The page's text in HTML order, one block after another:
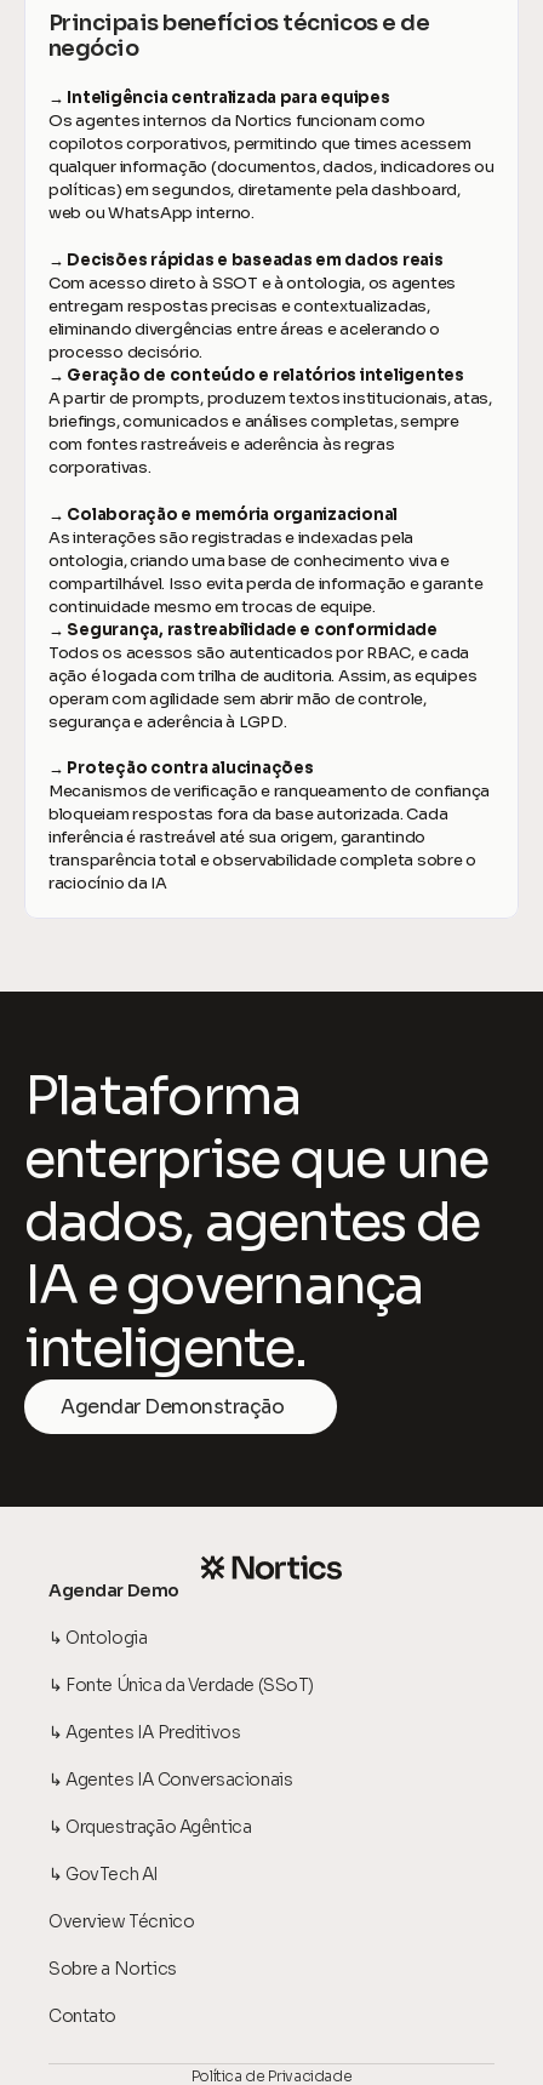
Principais benefícios técnicos e de
negócio
→ Inteligência centralizada para equipes
Os agentes internos da Nortics funcionam como
copilotos corporativos, permitindo que times acessem
qualquer informação (documentos, dados, indicadores ou
políticas) em segundos, diretamente pela dashboard,
web ou WhatsApp interno.
→ Decisões rápidas e baseadas em dados reais
Com acesso direto à SSOT e à ontologia, os agentes
entregam respostas precisas e contextualizadas,
eliminando divergências entre áreas e acelerando o
processo decisório.
→ Geração de conteúdo e relatórios inteligentes
A partir de prompts, produzem textos institucionais, atas,
briefings, comunicados e análises completas, sempre
com fontes rastreáveis e aderência às regras
corporativas.
→ Colaboração e memória organizacional
As interações são registradas e indexadas pela
ontologia, criando uma base de conhecimento viva e
compartilhável. Isso evita perda de informação e garante
continuidade mesmo em trocas de equipe.
→ Segurança, rastreabilidade e conformidade
Todos os acessos são autenticados por RBAC, e cada
ação é logada com trilha de auditoria. Assim, as equipes
operam com agilidade sem abrir mão de controle,
segurança e aderência à LGPD.
→ Proteção contra alucinações
Mecanismos de verificação e ranqueamento de confiança
bloqueiam respostas fora da base autorizada. Cada
inferência é rastreável até sua origem, garantindo
transparência total e observabilidade completa sobre o
raciocínio da IA
Plataforma
enterprise que une
dados, agentes de
IA e governança
inteligente.
Agendar Demonstração
Agendar Demo
↳ Ontologia
↳ Fonte Única da Verdade (SSoT)
↳ Agentes IA Preditivos
↳ Agentes IA Conversacionais
↳ Orquestração Agêntica
↳ GovTech AI
Overview Técnico
Sobre a Nortics
Contato
Política de Privacidade